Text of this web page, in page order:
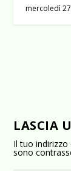
mercoledì
LASCIA
Il tuo indirizzo
sono